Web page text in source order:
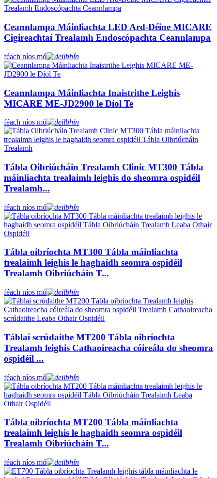
Ceannlampa Máinliachta LED Ard-Déine MICARE
Cigireachtaí Trealamh Endoscópachta Ceannlampa
féach níos mó
Ceannlampa Máinliachta Inaistrithe Leighis
MICARE ME-JD2900 le Díol Te
féach níos mó
Tábla Oibriúcháin Trealamh Clinic MT300 Tábla
máinliachta trealaimh leighis do sheomra ospidéil
Trealamh...
féach níos mó
Tábla oibríochta MT300 Tábla máinliachta
trealaimh leighis le haghaidh seomra ospidéil
Trealamh Oibriúcháin T...
féach níos mó
Táblaí scrúdaithe MT200 Tábla oibríochta
Trealamh leighis Cathaoireacha cóireála do sheomra
ospidéil ...
féach níos mó
Tábla oibríochta MT200 Tábla máinliachta
trealaimh leighis le haghaidh seomra ospidéil
Trealamh Oibriúcháin T...
féach níos mó